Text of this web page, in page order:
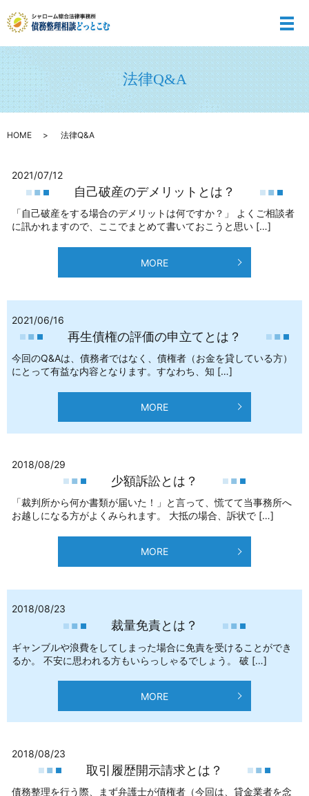
メ
法律Q&A
HOME 法律Q&A
2021/07/12
自己破産のデメリットとは？
「自己破産をする場合のデメリットは何ですか？」 よくご相談者
に訊かれますので、ここでまとめて書いておこうと思い […]
MORE
2021/06/16
再生債権の評価の申立てとは？
今回のQ&Aは、債務者ではなく、債権者（お金を貸している方）
にとって有益な内容となります。すなわち、知 […]
MORE
2018/08/29
少額訴訟とは？
「裁判所から何か書類が届いた！」と言って、慌てて当事務所へ
お越しになる方がよくみられます。 大抵の場合、訴状で […]
MORE
2018/08/23
裁量免責とは？
ギャンブルや浪費をしてしまった場合に免責を受けることができ
るか。 不安に思われる方もいらっしゃるでしょう。 破 […]
MORE
2018/08/23
取引履歴開示請求とは？
債務整理を行う際、まず弁護士が債権者（今回は、貸金業者を念